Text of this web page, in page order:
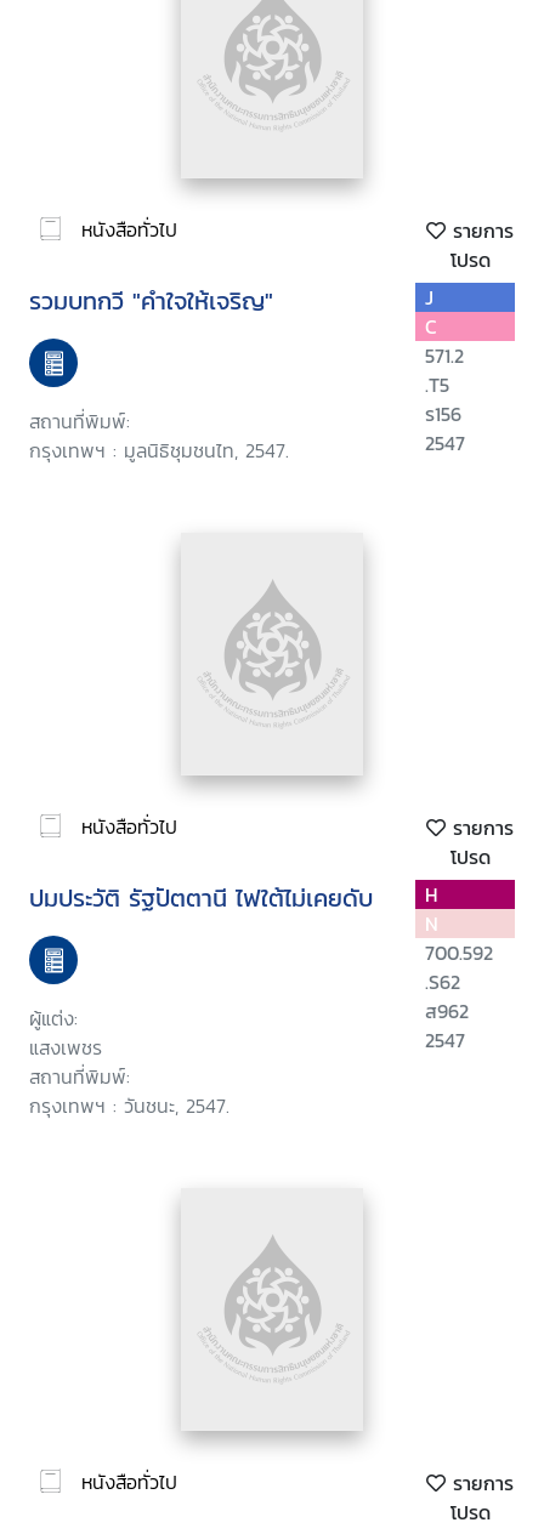
หนังสือทั่วไป
รายการ
โปรด
รวมบทกวี "คำใจให้เจริญ"
สถานที่พิมพ์:
กรุงเทพฯ : มูลนิธิชุมชนไท, 2547.
J
C
571.2
.T5
ร156
2547
หนังสือทั่วไป
รายการ
โปรด
ปมประวัติ รัฐปัตตานี ไฟใต้ไม่เคยดับ
ผู้แต่ง:
แสงเพชร
สถานที่พิมพ์:
กรุงเทพฯ : วันชนะ, 2547.
H
N
700.592
.S62
ส962
2547
หนังสือทั่วไป
รายการ
โปรด